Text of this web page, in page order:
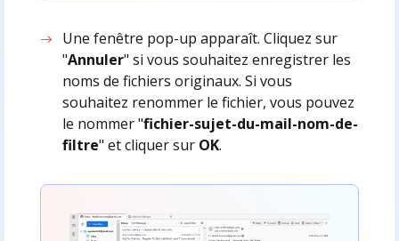
Une fenêtre pop-up apparaît. Cliquez sur
"Annuler" si vous souhaitez enregistrer les
noms de fichiers originaux. Si vous
souhaitez renommer le fichier, vous pouvez
le nommer "fichier-sujet-du-mail-nom-de-
filtre" et cliquer sur OK.